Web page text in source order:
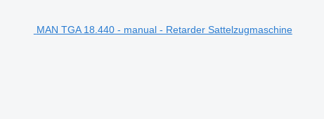
MAN TGA 18.440 - manual - Retarder Sattelzugmaschine